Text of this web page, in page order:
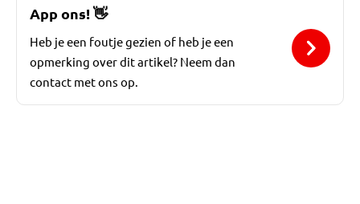
App ons!👋
Heb je een foutje gezien of heb je een
opmerking over dit artikel? Neem dan
contact met ons op.